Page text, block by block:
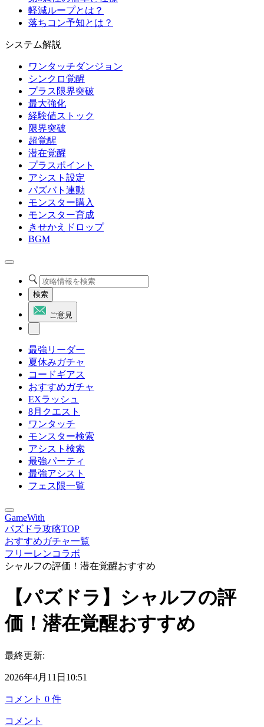
軽減ループとは？
落ちコン予知とは？
システム解説
ワンタッチダンジョン
シンクロ覚醒
プラス限界突破
最大強化
経験値ストック
限界突破
超覚醒
潜在覚醒
プラスポイント
アシスト設定
パズバト連動
モンスター購入
モンスター育成
きせかえドロップ
BGM
検索
ご意見
最強リーダー
夏休みガチャ
コードギアス
おすすめガチャ
EXラッシュ
8月クエスト
ワンタッチ
モンスター検索
アシスト検索
最強パーティ
最強アシスト
フェス限一覧
GameWith
パズドラ攻略TOP
おすすめガチャ一覧
フリーレンコラボ
シャルフの評価！潜在覚醒おすすめ
【パズドラ】シャルフの評
価！潜在覚醒おすすめ
最終更新:
2026年4月11日10:51
コメント 0 件
コメント